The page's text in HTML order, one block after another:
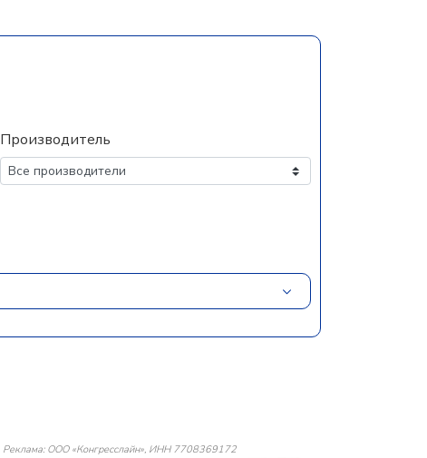
Производитель
Реклама: ООО «Конгресслайн», ИНН 7708369172